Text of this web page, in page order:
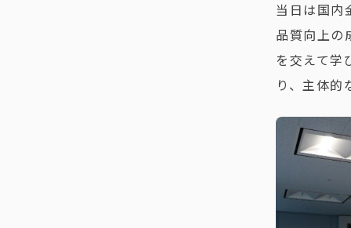
当日は国内
品質向上の
を交えて学
り、主体